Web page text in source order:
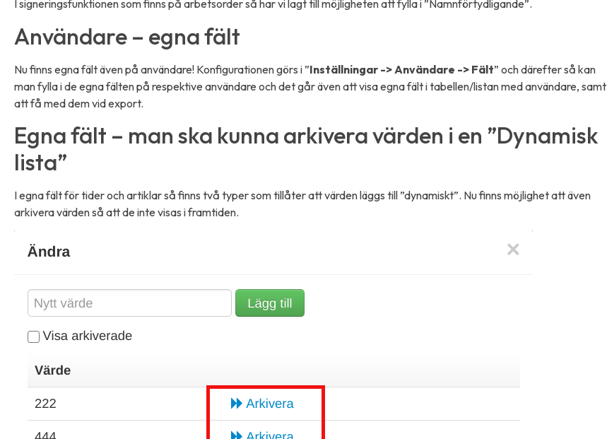
I signeringsfunktionen som finns på arbetsorder så har vi lagt till möjligheten att fylla i ”Namnförtydligande”.
Användare – egna fält
Nu finns egna fält även på användare! Konfigurationen görs i ”Inställningar -> Användare -> Fält” och därefter så kan
man fylla i de egna fälten på respektive användare och det går även att visa egna fält i tabellen/listan med användare, samt
att få med dem vid export.
Egna fält – man ska kunna arkivera värden i en ”Dynamisk
lista”
I egna fält för tider och artiklar så finns två typer som tillåter att värden läggs till ”dynamiskt”. Nu finns möjlighet att även
arkivera värden så att de inte visas i framtiden.